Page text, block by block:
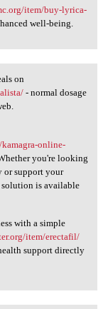
item/buy-lyrica-
well-being.
on
- normal dosage
online-
you're looking
or support your
solution is available
with a simple
item/erectafil/
support directly